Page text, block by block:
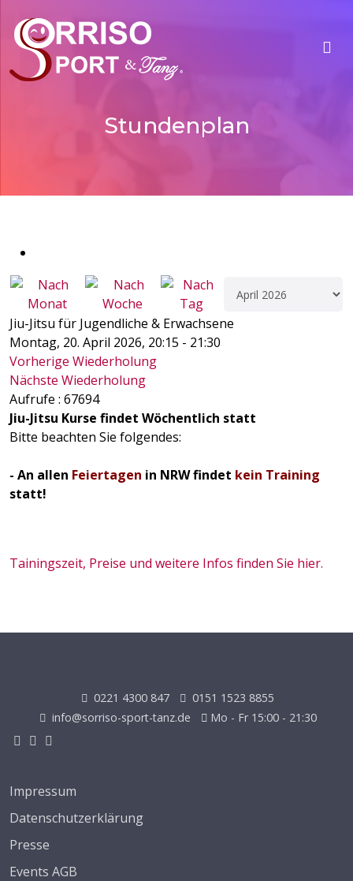
Stundenplan
Jiu-Jitsu für Jugendliche & Erwachsene
Montag, 20. April 2026, 20:15 - 21:30
Vorherige Wiederholung
Nächste Wiederholung
Aufrufe : 67694
Jiu-Jitsu Kurse findet Wöchentlich statt
Bitte beachten Sie folgendes:
- An allen Feiertagen in NRW findet kein Training
statt!
Tainingszeit, Preise und weitere Infos finden Sie hier.
0221 4300 847
0151 1523 8855
info@sorriso-sport-tanz.de
Mo - Fr 15:00 - 21:30
Impressum
Datenschutzerklärung
Presse
Events AGB